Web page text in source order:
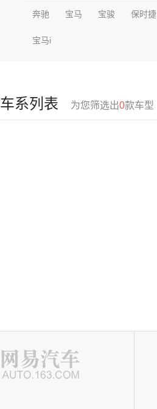
奔驰 宝马 宝骏 保时捷
宝马i
车系列表 为您筛选出0款车型